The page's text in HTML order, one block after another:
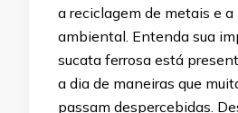
a reciclagem de metais e a
ambiental. Entenda sua
sucata ferrosa está
a dia de maneiras que
passam despercebidas.